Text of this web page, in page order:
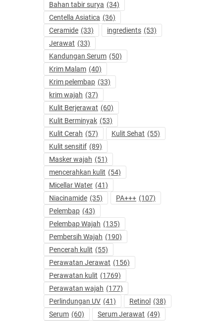
Bahan tabir surya (34)
Centella Asiatica (36)
Ceramide (33) ingredients (53)
Jerawat (33)
Kandungan Serum (50)
Krim Malam (40)
Krim pelembap (33)
krim wajah (37)
Kulit Berjerawat (60)
Kulit Berminyak (53)
Kulit Cerah (57) Kulit Sehat (55)
Kulit sensitif (89)
Masker wajah (51)
mencerahkan kulit (54)
Micellar Water (41)
Niacinamide (35) PA+++ (107)
Pelembap (43)
Pelembap Wajah (135)
Pembersih Wajah (190)
Pencerah kulit (55)
Perawatan Jerawat (156)
Perawatan kulit (1769)
Perawatan wajah (177)
Perlindungan UV (41) Retinol (38)
Serum (60) Serum Jerawat (49)